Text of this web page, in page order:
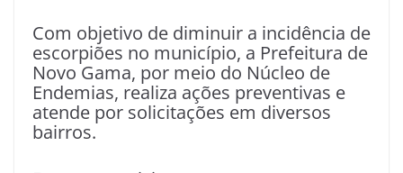
Com objetivo de diminuir a incidência de
escorpiões no município, a Prefeitura de
Novo Gama, por meio do Núcleo de
Endemias, realiza ações preventivas e
atende por solicitações em diversos
bairros.